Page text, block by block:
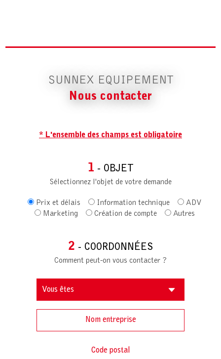
SUNNEX EQUIPEMENT
Nous contacter
* L'ensemble des champs est obligatoire
1 - OBJET
Sélectionnez l'objet de votre demande
Prix et délais Information technique
ADV
Marketing
Création de compte Autres
2 - COORDONNÉES
Comment peut-on vous contacter ?